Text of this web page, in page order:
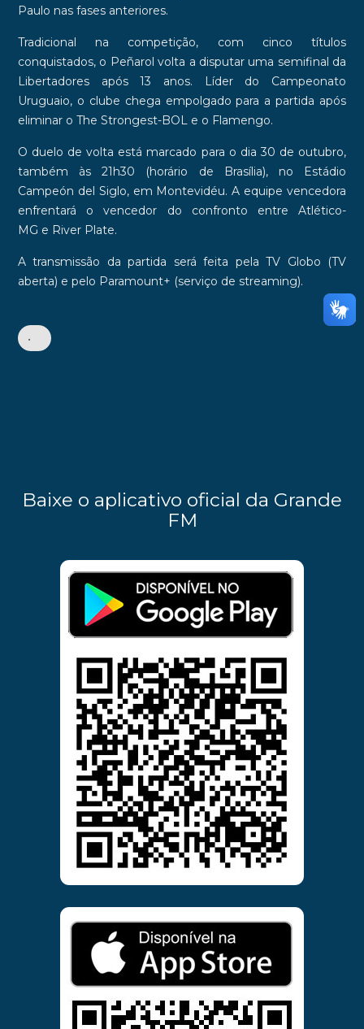
Paulo nas fases anteriores.
Tradicional na competição, com cinco títulos
conquistados, o Peñarol volta a disputar uma semifinal da
Libertadores após 13 anos. Líder do Campeonato
Uruguaio, o clube chega empolgado para a partida após
eliminar o The Strongest-BOL e o Flamengo.
O duelo de volta está marcado para o dia 30 de outubro,
também às 21h30 (horário de Brasília), no Estádio
Campeón del Siglo, em Montevidéu. A equipe vencedora
enfrentará o vencedor do confronto entreAtlético-
MG e River Plate.
A transmissão da partida será feita pelaTV Globo (TV
aberta) e pelo Paramount+ (serviço de streaming).
•
Baixe o aplicativo oficial da Grande
FM